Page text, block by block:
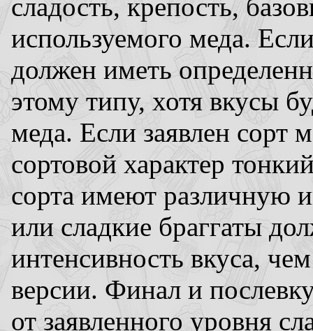
сладость, крепость,
используемого меда.
должен иметь
этому типу, хотя вкусы
меда. Если заявлен сорт
сортовой характер
сорта имеют различную
или сладкие браггаты
интенсивность вкуса,
версии. Финал и
от заявленного уровня